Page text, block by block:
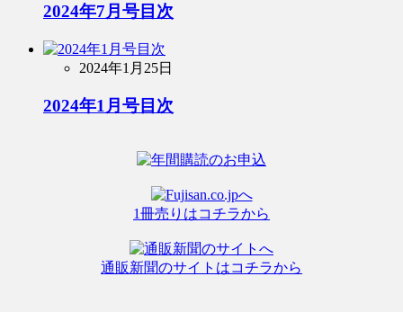
2024年7月号目次
2024年1月25日
2024年1月号目次
1冊売りはコチラから
通販新聞のサイトはコチラから